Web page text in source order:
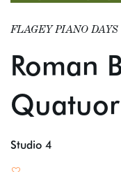
Roman
FLAGEY PIANO DAYS
Studio 4